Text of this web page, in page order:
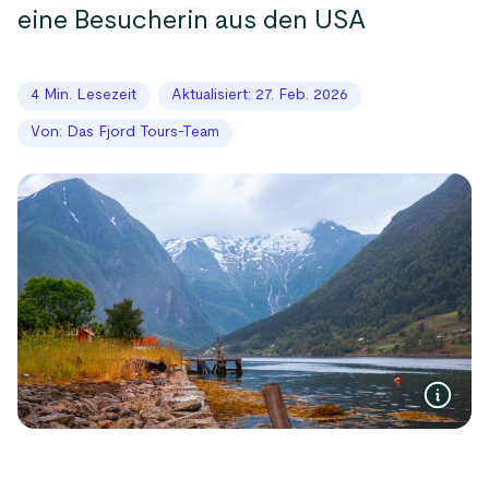
eine Besucherin aus den USA
4 Min. Lesezeit Aktualisiert: 27. Feb. 2026
Von: Das Fjord Tours-Team